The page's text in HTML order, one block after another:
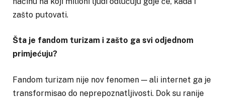
zašto putovati.
Šta je fandom turizam i zašto ga svi odjednom
primjećuju?
Fandom turizam nije nov fenomen — ali internet ga je
transformisao do neprepoznatljivosti. Dok su ranije